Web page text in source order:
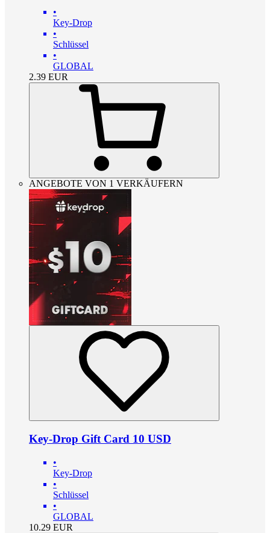
•
Key-Drop
•
Schlüssel
•
GLOBAL
2.39 EUR
ANGEBOTE VON 1 VERKÄUFERN
Key-Drop Gift Card 10 USD
•
Key-Drop
•
Schlüssel
•
GLOBAL
10.29 EUR